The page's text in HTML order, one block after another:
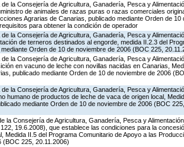
la Consejería de Agricultura, Ganadería, Pesca y
de animales de razas puras o razas comerciales
Agrarias de Canarias, publicado mediante Orden de 10
para obtener la condición de operador
la Consejería de Agricultura, Ganadería, Pesca y
de terneros destinados al engorde, medida II.2.3 del
Orden de 10 de noviembre de 2006 (BOC 225,
la Consejería de Agricultura, Ganadería, Pesca y
en vacuno de leche con novillas nacidas en Canarias,
publicado mediante Orden de 10 de noviembre de 2006
la Consejería de Agricultura, Ganadería, Pesca y
de productos de leche de vaca de origen local,
mediante Orden de 10 de noviembre de 2006 (BOC 225,
la Consejería de Agricultura, Ganadería, Pesca y
19.6.2008), que establece las condiciones para la
II.5 del Programa Comunitario de Apoyo a las
225, 20.11.2006)